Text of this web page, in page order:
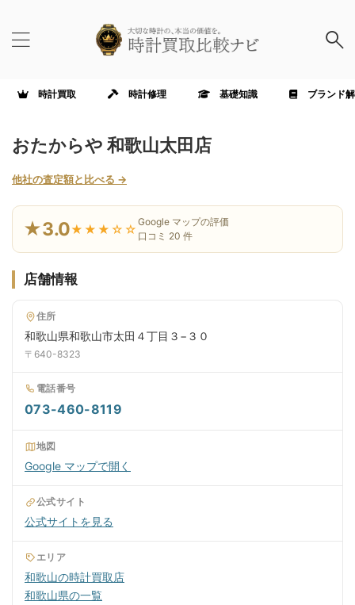
時計買取 時計修理 基礎知識 ブランド
おたからや 和歌山太田店
他社の査定額と比べる →
★3.0★★★☆☆ Google マップの評価
口コミ 20 件
店舗情報
住所
和歌山県和歌山市太田４丁目３−３０
〒640-8323
電話番号
073-460-8119
地図
Google マップで開く
公式サイト
公式サイトを見る
エリア
和歌山の時計買取店
和歌山県の一覧